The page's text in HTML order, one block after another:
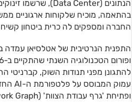
בהתאמה, מוכיח שלקוחות ארגוניים
החברה ומספקים לה כרית ביטחון
התפנית הנרטיבית של אטלסיאן עמדה
להתגונן מפני תנודות השוק, קברניטי